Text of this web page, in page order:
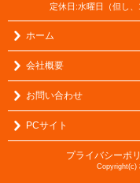
定休日:水曜日（但し
ホーム
会社概要
お問い合わせ
PCサイト
プライバシーポ
Copyright(c)